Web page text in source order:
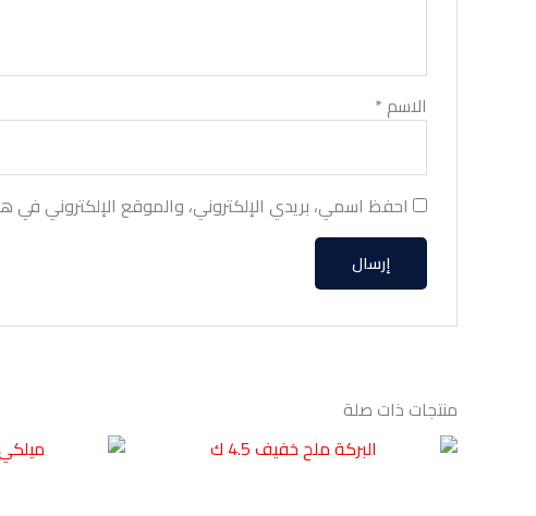
الاسم*
احفظ اسمي، بريدي الإلكتروني، والموقع الإلكتروني
منتجات ذات صلة